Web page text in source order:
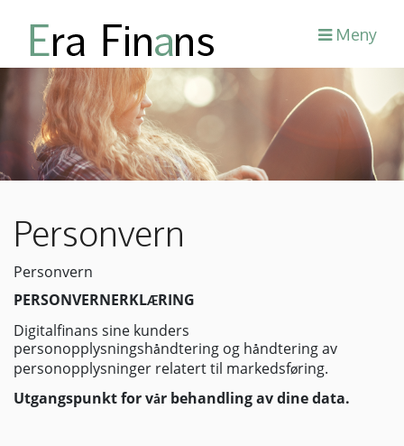
Meny
Personvern
Personvern
PERSONVERNERKLÆRING
Digitalfinans sine kunders
personopplysningshåndtering og håndtering av
personopplysninger relatert til markedsføring.
Utgangspunkt for vår behandling av dine data.